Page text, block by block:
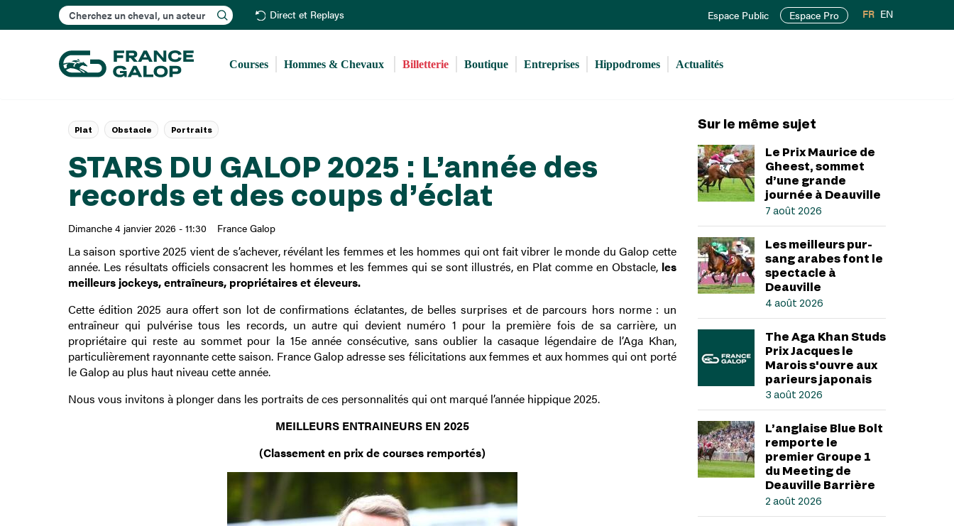
au
principal
Rechercher Direct et Replays Espace Public Espace Pro FR EN
Courses Hommes & Chevaux Billetterie Boutique Entreprises Hippodromes Actualités
STARS DU GALOP 2025 : L’année des
records et des coups d’éclat
Dimanche 4 janvier 2026 - 11:30 France Galop
Plat Obstacle Portraits
La saison sportive 2025 vient de s’achever, révélant les femmes et les hommes qui ont fait vibrer le monde du Galop cette
année. Les résultats officiels consacrent les hommes et les femmes qui se sont illustrés, en Plat comme en Obstacle, les
meilleurs jockeys, entraîneurs, propriétaires et éleveurs.
Cette édition 2025 aura offert son lot de confirmations éclatantes, de belles surprises et de parcours hors norme : un
entraîneur qui pulvérise tous les records, un autre qui devient numéro 1 pour la première fois de sa carrière, un
propriétaire qui reste au sommet pour la 15e année consécutive, sans oublier la casaque légendaire de l’Aga Khan,
particulièrement rayonnante cette saison. France Galop adresse ses félicitations aux femmes et aux hommes qui ont porté
le Galop au plus haut niveau cette année.
Nous vous invitons à plonger dans les portraits de ces personnalités qui ont marqué l’année hippique 2025.
MEILLEURS ENTRAINEURS EN 2025
(Classement en prix de courses remportés)
Sur le même sujet
Le Prix Maurice de
Gheest, sommet
d’une grande
journée à Deauville
7 août 2026
Les meilleurs pur-
sang arabes font le
spectacle à
Deauville
4 août 2026
The Aga Khan Studs
Prix Jacques le
Marois s'ouvre aux
parieurs japonais
3 août 2026
L’anglaise Blue Bolt
remporte le
premier Groupe 1
du Meeting de
Deauville Barrière
2 août 2026